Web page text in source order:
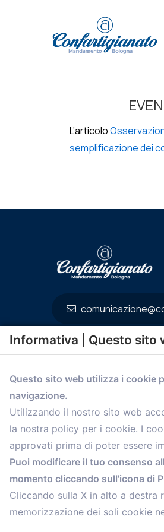
L’articolo
semplificazione dei
© 2021 Confartigianato
Tel.051 4222150 - Fax 051
Informativa | Questo sito
Questo sito web utilizza i cookie
navigazione.
Utilizzando il nostro sito web
la nostra policy per i cookie. I
approvati prima di poter essere
Puoi modificare il tuo consenso
momento cliccando sull'icona di
Cliccando sulla X in alto a
memorizzazione dei soli cookie